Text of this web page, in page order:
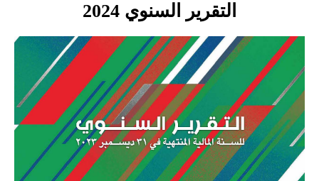
التقرير السنوي 2024